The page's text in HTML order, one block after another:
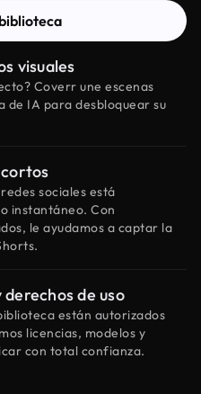
visuales
Coverr une escenas
de IA para desbloquear su
cortos
sociales está
instantáneo. Con
le ayudamos a captar la
de uso
están autorizados
licencias, modelos y
con total confianza.